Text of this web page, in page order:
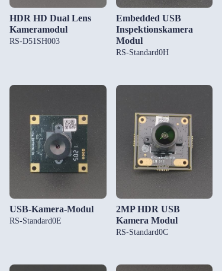
HDR HD Dual Lens
Kameramodul
RS-D51SH003
Embedded USB
Inspektionskamera
Modul
RS-Standard0H
USB-Kamera-Modul
RS-Standard0E
2MP HDR USB
Kamera Modul
RS-Standard0C